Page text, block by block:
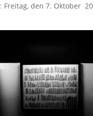
Freitag, den 7. Oktober